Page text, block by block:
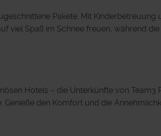
Pakete. Mit
viel Spaß im Schnee freuen, während
Hotels – die Unterkünfte von Team3
den Komfort und die